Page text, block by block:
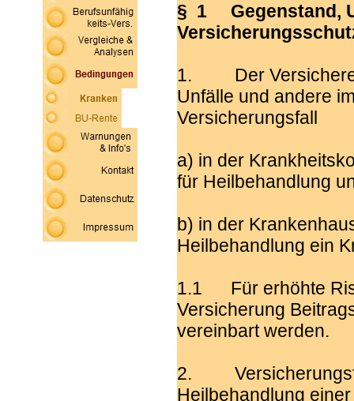
§ 1 Gegenstand,
1. Der Versicherer
Unfälle und andere
Versicherungsfall
a) in der
für Heilbehandlung
b) in der
Heilbehandlung ein
1.1 Für erhöhte
Versicherung
vereinbart werden.
2.
Heilbehandlung